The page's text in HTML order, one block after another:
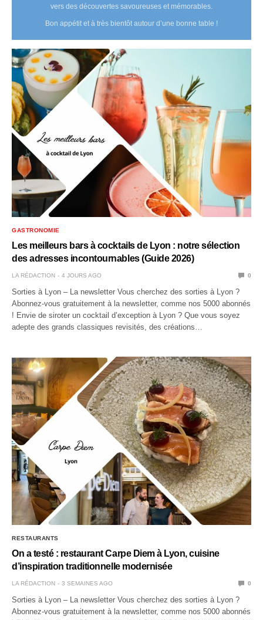
vers des découvertes savoureuses et mémorables.
Bon appétit et à très bientôt autour d’une bonne table !
GASTRONOMIE
Les meilleurs bars à cocktails de Lyon : notre sélection
des adresses incontournables (Guide 2026)
LA RÉDACTION 4 JOURS AGO 0
Sorties à Lyon – La newsletter Vous cherchez des sorties à Lyon ?
Abonnez-vous gratuitement à la newsletter, comme nos 5000 abonnés
! Envie de siroter un cocktail d’exception à Lyon ? Que vous soyez
adepte des grands classiques revisités, des créations…
RESTAURANTS
On a testé : restaurant Carpe Diem à Lyon, cuisine
d’inspiration traditionnelle modernisée
LA RÉDACTION 3 SEMAINES AGO 0
Sorties à Lyon – La newsletter Vous cherchez des sorties à Lyon ?
Abonnez-vous gratuitement à la newsletter, comme nos 5000 abonnés